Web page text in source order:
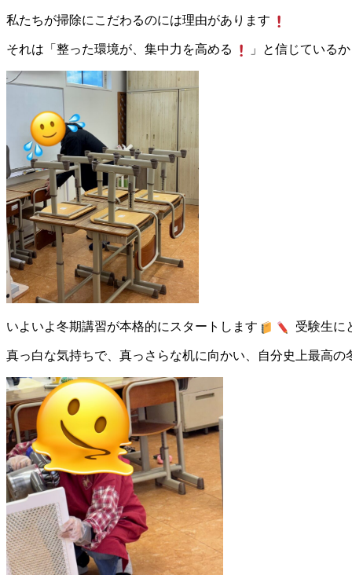
私たちが掃除にこだわるのには理由があります
それは「整った環境が、集中力を高める 」と信じている
いよいよ冬期講習が本格的にスタートします 受験生に
真っ白な気持ちで、真っさらな机に向かい、自分史上最高の